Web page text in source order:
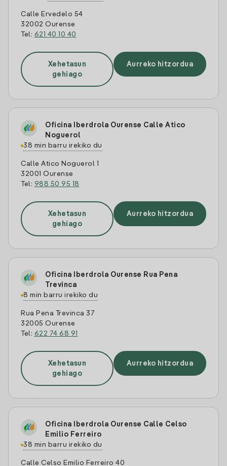
Calle Ervedelo 54
32002 Ourense
Tel: 621 40 10 40
Xehetasun
gehiago
Aurreko hitzordua
Oficina Iberdrola Ourense Calle Atico
Noguerol
38 min barru irekiko du
Calle Atico Noguerol 1
32001 Ourense
Tel: 988 50 95 18
Xehetasun
gehiago
Aurreko hitzordua
Oficina Iberdrola Ourense Rua Pena
Trevinca
8 min barru irekiko du
Rua Pena Trevinca 37
32005 Ourense
Tel: 622 74 68 91
Xehetasun
gehiago
Aurreko hitzordua
Oficina Iberdrola Ourense Calle Celso
Emilio Ferreiro
38 min barru irekiko du
Calle Celso Emilio Ferreiro 40